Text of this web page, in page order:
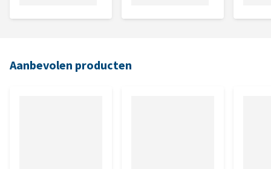
Aanbevolen producten